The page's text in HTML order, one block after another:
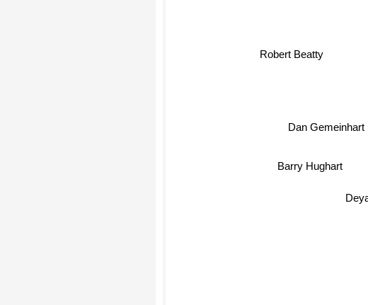
Barry Hughart
Robert Beatty